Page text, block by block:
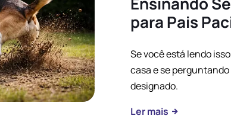
para Pais
Se você está lendo
casa e se
designado.
Ler mais